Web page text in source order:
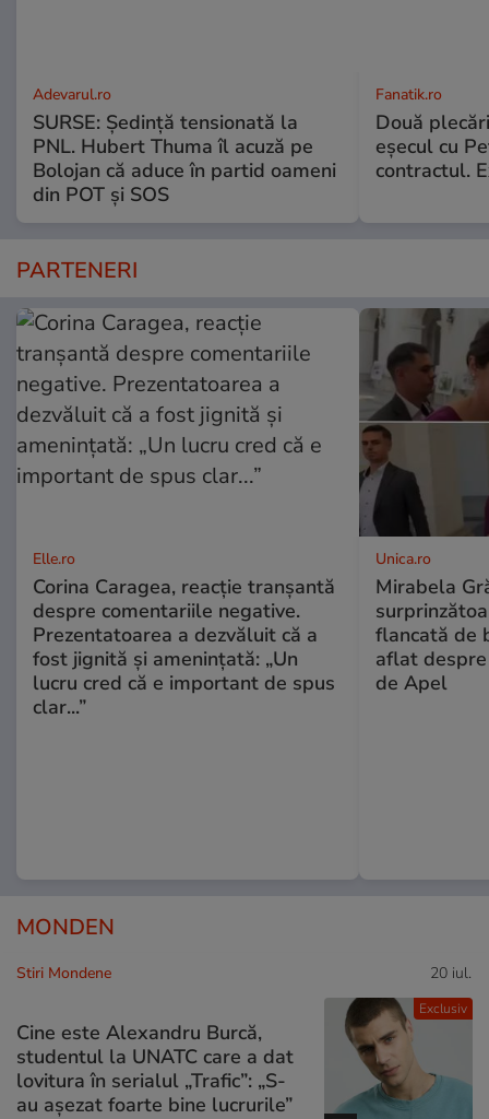
Adevarul.ro
SURSE: Ședință tensionată la
PNL. Hubert Thuma îl acuză pe
Bolojan că aduce în partid oameni
din POT și SOS
Fanatik.ro
Două
eșecul cu
contractul.
PARTENERI
Elle.ro
Corina Caragea, reacție tranșantă
despre comentariile negative.
Prezentatoarea a dezvăluit că a
fost jignită și amenințată: „Un
lucru cred că e important de spus
clar...”
Unica.ro
Mirabela
flancată de
aflat
de Apel
MONDEN
Exclusiv
Stiri Mondene 20 iul.
Cine este Alexandru Burcă,
studentul la UNATC care a dat
lovitura în serialul „Trafic”: „S-
au așezat foarte bine lucrurile”